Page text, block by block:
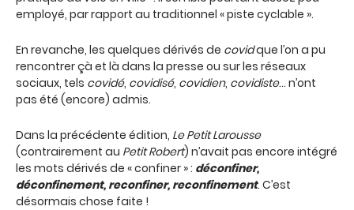
employé, par rapport au traditionnel « piste cyclable ».
En revanche, les quelques dérivés de covidque l’on a pu
rencontrer çà et là dans la presse ou sur les réseaux
sociaux, tels covidé, covidisé, covidien, covidiste… n’ont
pas été (encore) admis.
Dans la précédente édition, Le Petit Larousse
(contrairement au Petit Robert) n’avait pas encore intégré
les mots dérivés de « confiner » : déconfiner,
déconfinement, reconfiner, reconfinement. C’est
désormais chose faite !